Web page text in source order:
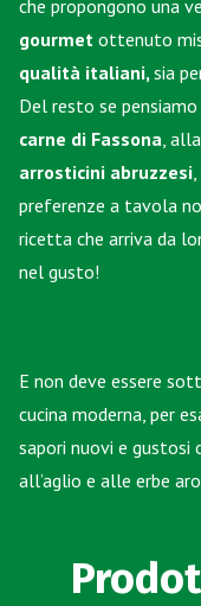
che propongono una
gourmet ottenuto
qualità italiani, sia
Del resto se
carne di Fassona , alla
arrosticini abruzzesi
preferenze a tavola
ricetta che arriva da
nel gusto!
E non deve essere
cucina moderna, per
sapori nuovi e gustosi
all’aglio e alle erbe